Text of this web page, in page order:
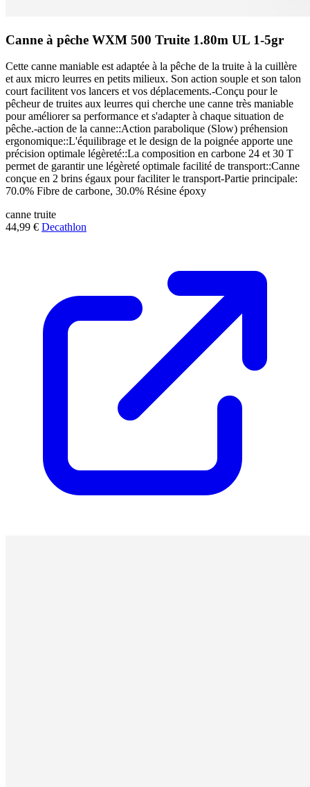
Canne à pêche WXM 500 Truite 1.80m UL 1-5gr
Cette canne maniable est adaptée à la pêche de la truite à la cuillère
et aux micro leurres en petits milieux. Son action souple et son talon
court facilitent vos lancers et vos déplacements.-Conçu pour le
pêcheur de truites aux leurres qui cherche une canne très maniable
pour améliorer sa performance et s'adapter à chaque situation de
pêche.-action de la canne::Action parabolique (Slow) préhension
ergonomique::L'équilibrage et le design de la poignée apporte une
précision optimale légèreté::La composition en carbone 24 et 30 T
permet de garantir une légèreté optimale facilité de transport::Canne
conçue en 2 brins égaux pour faciliter le transport-Partie principale:
70.0% Fibre de carbone, 30.0% Résine époxy
canne truite
44,99 € Decathlon